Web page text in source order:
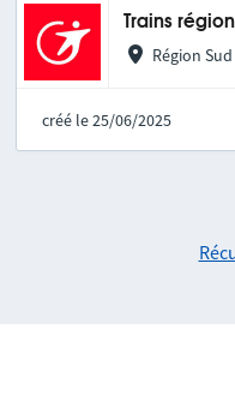
Trains
Région
créé le 25/06/2025